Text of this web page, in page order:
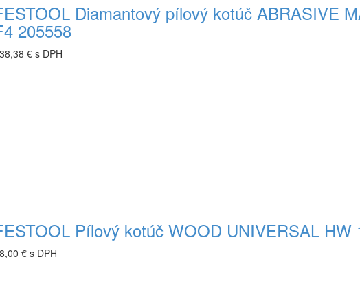
Diamantový pílový kotúč ABRASIVE
205558
€ s DPH
Pílový kotúč WOOD UNIVERSAL HW
€ s DPH